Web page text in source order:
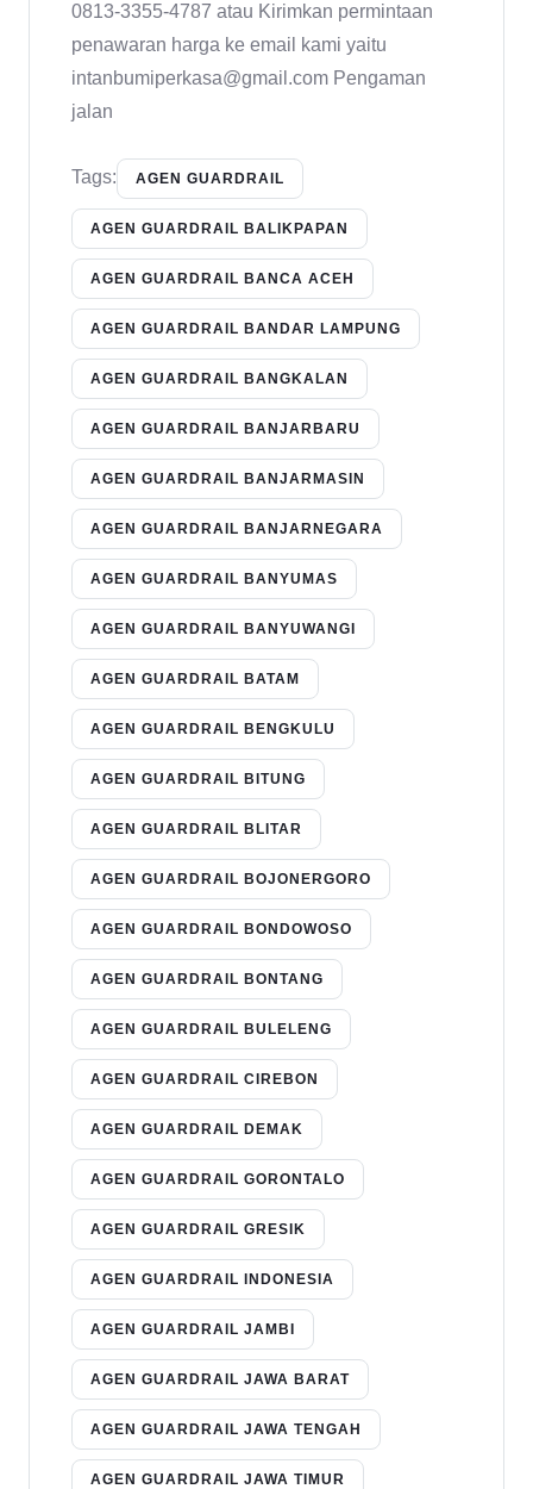
0813-3355-4787 atau Kirimkan permintaan
penawaran harga ke email kami yaitu
intanbumiperkasa@gmail.com Pengaman
jalan
Tags: AGEN GUARDRAIL
AGEN GUARDRAIL BALIKPAPAN
AGEN GUARDRAIL BANCA ACEH
AGEN GUARDRAIL BANDAR LAMPUNG
AGEN GUARDRAIL BANGKALAN
AGEN GUARDRAIL BANJARBARU
AGEN GUARDRAIL BANJARMASIN
AGEN GUARDRAIL BANJARNEGARA
AGEN GUARDRAIL BANYUMAS
AGEN GUARDRAIL BANYUWANGI
AGEN GUARDRAIL BATAM
AGEN GUARDRAIL BENGKULU
AGEN GUARDRAIL BITUNG
AGEN GUARDRAIL BLITAR
AGEN GUARDRAIL BOJONERGORO
AGEN GUARDRAIL BONDOWOSO
AGEN GUARDRAIL BONTANG
AGEN GUARDRAIL BULELENG
AGEN GUARDRAIL CIREBON
AGEN GUARDRAIL DEMAK
AGEN GUARDRAIL GORONTALO
AGEN GUARDRAIL GRESIK
AGEN GUARDRAIL INDONESIA
AGEN GUARDRAIL JAMBI
AGEN GUARDRAIL JAWA BARAT
AGEN GUARDRAIL JAWA TENGAH
AGEN GUARDRAIL JAWA TIMUR